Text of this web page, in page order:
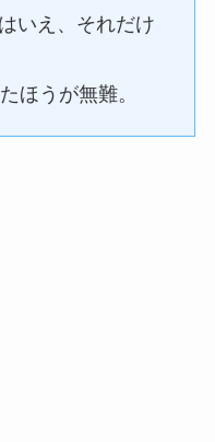
いえ、それだけ
ほうが無難。